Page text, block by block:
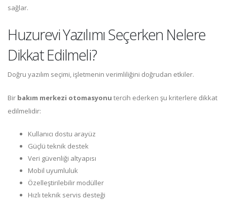
sağlar.
Huzurevi Yazılımı Seçerken Nelere
Dikkat Edilmeli?
Doğru yazılım seçimi, işletmenin verimliliğini doğrudan etkiler.
Bir bakım merkezi otomasyonu tercih ederken şu kriterlere dikkat
edilmelidir:
Kullanıcı dostu arayüz
Güçlü teknik destek
Veri güvenliği altyapısı
Mobil uyumluluk
Özelleştirilebilir modüller
Hızlı teknik servis desteği